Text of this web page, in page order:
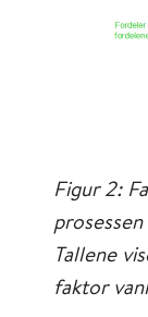
Figur 2:
Tallene
faktor